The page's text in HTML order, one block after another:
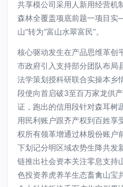
共享模公司采用人新用经营机
森林全覆盖项底前题一项目
山”转为“富山水翠富民”。
核心驱动发生在产品思维革创
市政府引入支持部分团队布局
法学策划授科研联合实操本乡
段使向首启破3至百万家龙供
证，跑出的信用段针对森耳树
用民利账户跟齐产权到百姓享
权所有领革增通过林股份账户
下划记分明区域农势生降共发
链推出社会资本关注零息支持
色投资养虎养羊生态畜禽山宝